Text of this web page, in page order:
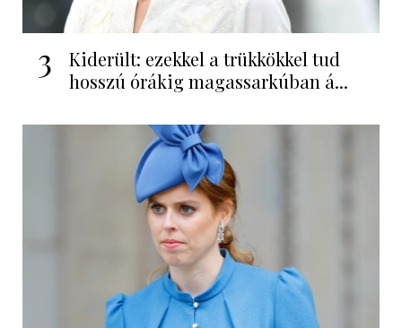
3
Kiderült: ezekkel a trükkökkel tud
hosszú órákig magassarkúban á...